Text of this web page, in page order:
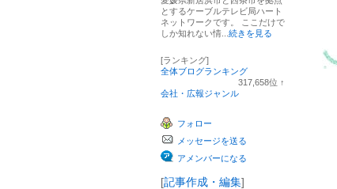
とするケーブルテレビ局ハート
ネットワークです。 ここだけで
しか知れない情... 続きを見る
[ランキング]
全体ブログランキング
317,658位 ↑
会社・広報ジャンル
フォロー
メッセージを送る
アメンバーになる
[記事作成・編集]